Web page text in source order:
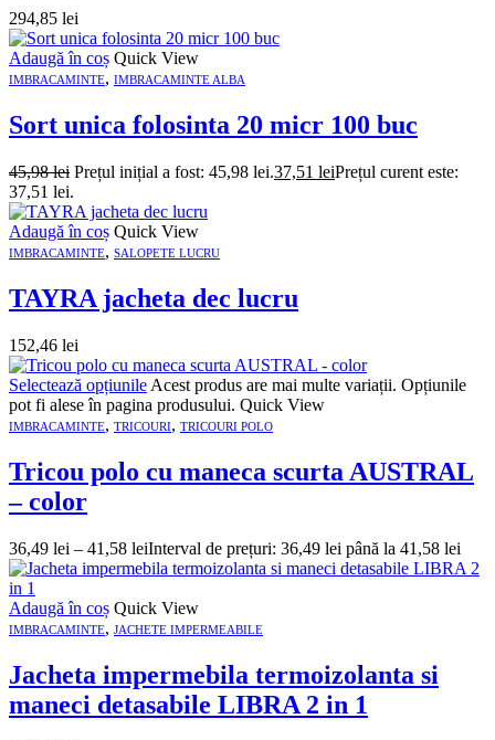
294,85 lei
Adaugă în coș Quick View
IMBRACAMINTE, IMBRACAMINTE ALBA
Sort unica folosinta 20 micr 100 buc
45,98lei Prețul inițial a fost: 45,98 lei.37,51 leiPrețul curent este:
37,51 lei.
Adaugă în coș Quick View
IMBRACAMINTE, SALOPETE LUCRU
TAYRA jacheta dec lucru
152,46 lei
Selectează opțiunile Acest produs are mai multe variații. Opțiunile
pot fi alese în pagina produsului. Quick View
IMBRACAMINTE, TRICOURI, TRICOURI POLO
Tricou polo cu maneca scurta AUSTRAL
– color
36,49 lei – 41,58 leiInterval de prețuri: 36,49 lei până la 41,58 lei
Adaugă în coș Quick View
IMBRACAMINTE, JACHETE IMPERMEABILE
Jacheta impermebila termoizolanta si
maneci detasabile LIBRA 2 in 1